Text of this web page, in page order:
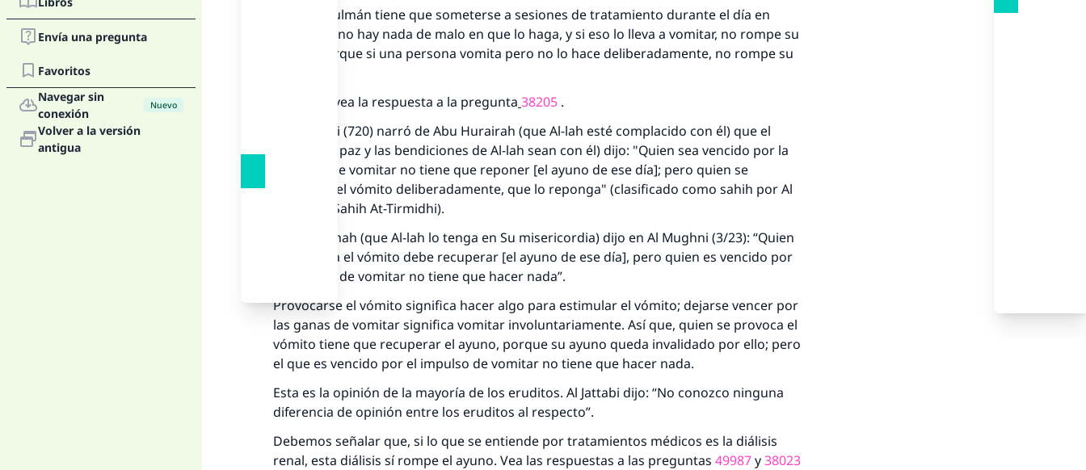
Envía una pregunta
Favoritos
Navegar sin
conexión
Nuevo
Volver a la versión
antigua
Si un musulmán tiene que someterse a sesiones de tratamiento durante el día en
Ramadán, no hay nada de malo en que lo haga, y si eso lo lleva a vomitar, no rompe su
ayuno, porque si una persona vomita pero no lo hace deliberadamente, no rompe su
Por favor, vea la respuesta a la pregunta 38205 .
At-Tirmidhi (720) narró de Abu Hurairah (que Al-lah esté complacido con él) que el
Profeta (la paz y las bendiciones de Al-lah sean con él) dijo: "Quien sea vencido por la
urgencia de vomitar no tiene que reponer [el ayuno de ese día]; pero quien se
provoque el vómito deliberadamente, que lo reponga" (clasificado como sahih por Al
Sahih At-Tirmidhi).
Ibn Qudamah (que Al-lah lo tenga en Su misericordia) dijo en Al Mughni (3/23): “Quien
se provoca el vómito debe recuperar [el ayuno de ese día], pero quien es vencido por
el impulso de vomitar no tiene que hacer nada”.
Provocarse el vómito significa hacer algo para estimular el vómito; dejarse vencer por
las ganas de vomitar significa vomitar involuntariamente. Así que, quien se provoca el
vómito tiene que recuperar el ayuno, porque su ayuno queda invalidado por ello; pero
el que es vencido por el impulso de vomitar no tiene que hacer nada.
Esta es la opinión de la mayoría de los eruditos. Al Jattabi dijo: “No conozco ninguna
diferencia de opinión entre los eruditos al respecto”.
Debemos señalar que, si lo que se entiende por tratamientos médicos es la diálisis
renal, esta diálisis sí rompe el ayuno. Vea las respuestas a las preguntas 49987y38023
La respuesta no. 110845 salvó un matrimonio.
Desde la Q hasta la A, su contribución ayuda a IslamQA.
Profeta ﷺ dijo:
misma recompensa que aquellos que lo realicen."